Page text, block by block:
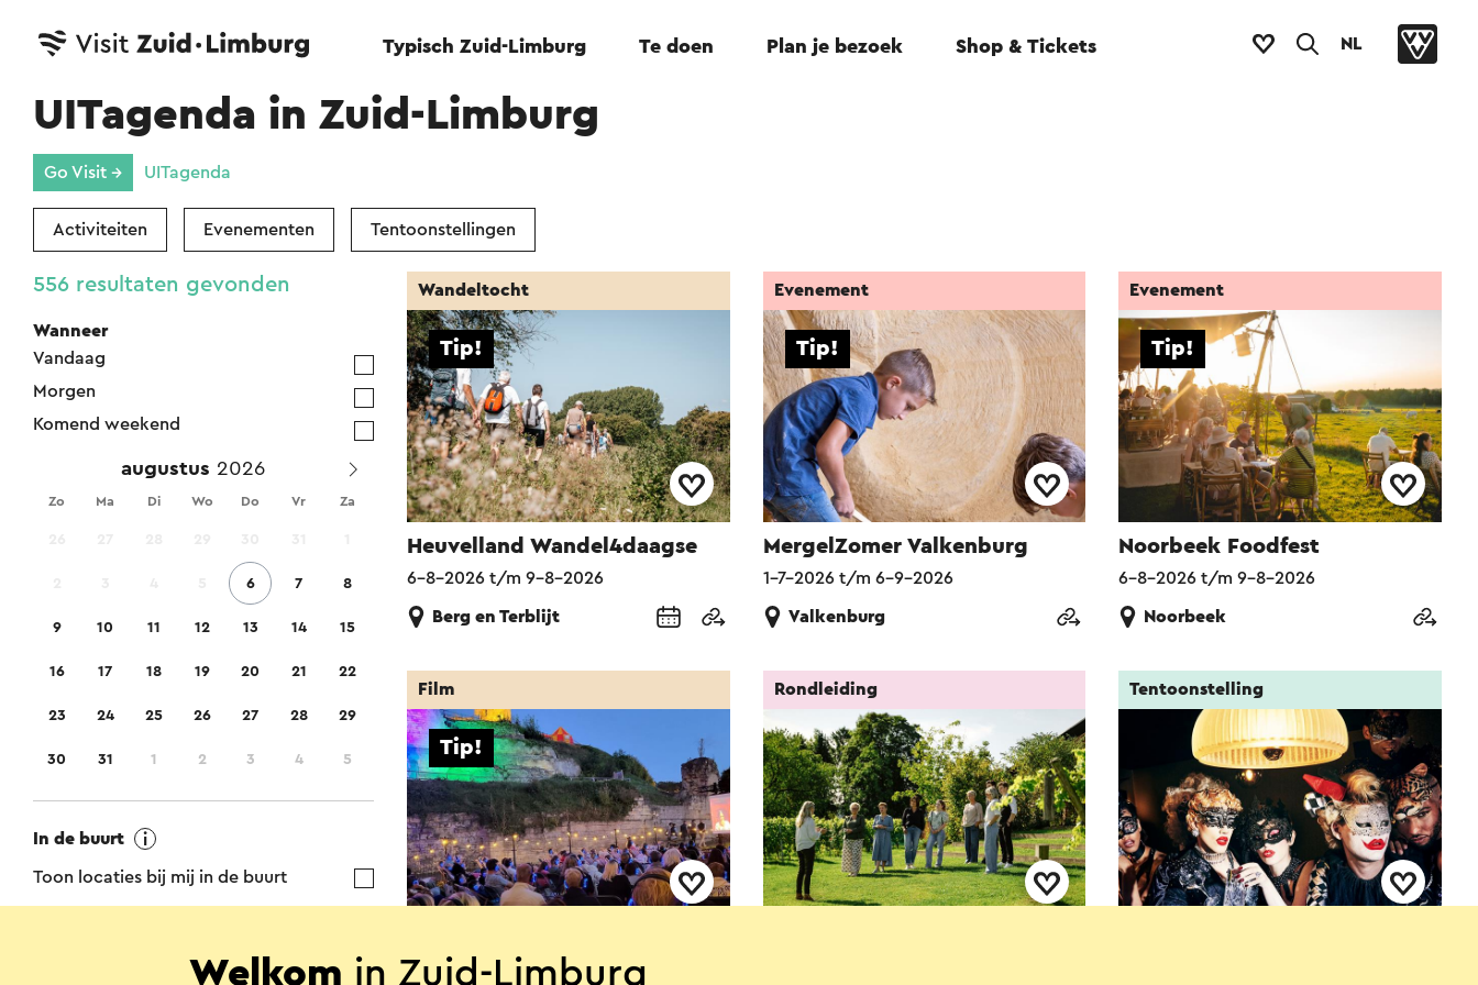
Typisch Zuid-Limburg Te doen Plan je bezoek Shop & Tickets NL
UITagenda in Zuid-Limburg
Go Visit → UITagenda
Activiteiten Evenementen Tentoonstellingen
556 resultaten gevonden
Wanneer
Vandaag
Morgen
Komend weekend
augustus
Zo Ma Di Wo Do Vr Za
6 7 8
9 10 11 12 13 14 15
16 17 18 19 20 21 22
23 24 25 26 27 28 29
30 31 1 2 3 4 5
In de buurt
Toon locaties bij mij in de buurt
Heuvelland Wandel4daagse
Tip!
Wandeltocht
6-8-2026 t/m 9-8-2026
Berg en Terblijt
MergelZomer Valkenburg
Tip!
Evenement
1-7-2026 t/m 6-9-2026
Valkenburg
Noorbeek Foodfest
Tip!
Evenement
6-8-2026 t/m 9-8-2026
Noorbeek
Tip!
Film
Meerdere data beschikbaar
Rondleiding Tentoonstelling
Welkom in Zuid-Limburg